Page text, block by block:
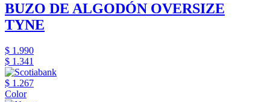
BUZO DE ALGODÓN OVERSIZE
TYNE
$ 1.990
$ 1.341
$ 1.267
Color